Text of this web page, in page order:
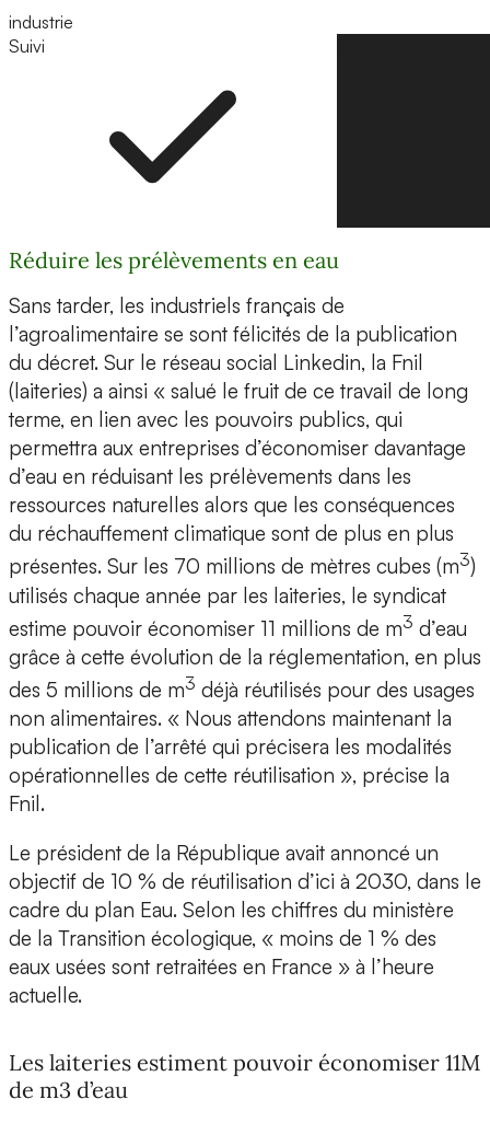
industrie
Suivi
Réduire les prélèvements en eau
Sans tarder, les industriels français de
l’agroalimentaire se sont félicités de la publication
du décret. Sur le réseau social Linkedin, la Fnil
(laiteries) a ainsi « salué le fruit de ce travail de long
terme, en lien avec les pouvoirs publics, qui
permettra aux entreprises d’économiser davantage
d’eau en réduisant les prélèvements dans les
ressources naturelles alors que les conséquences
du réchauffement climatique sont de plus en plus
présentes. Sur les 70 millions de mètres cubes (m3)
utilisés chaque année par les laiteries, le syndicat
estime pouvoir économiser 11 millions de m3 d’eau
grâce à cette évolution de la réglementation, en plus
des 5 millions de m3 déjà réutilisés pour des usages
non alimentaires. « Nous attendons maintenant la
publication de l’arrêté qui précisera les modalités
opérationnelles de cette réutilisation », précise la
Fnil.
Le président de la République avait annoncé un
objectif de 10 % de réutilisation d’ici à 2030, dans le
cadre du plan Eau. Selon les chiffres du ministère
de la Transition écologique, « moins de 1 % des
eaux usées sont retraitées en France » à l’heure
actuelle.
Les laiteries estiment pouvoir économiser 11M
de m3 d’eau